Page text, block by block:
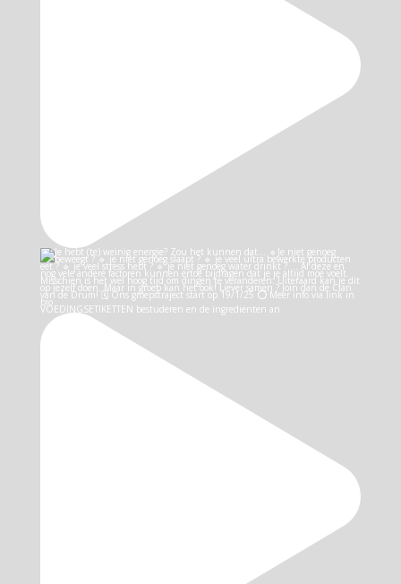
VOEDINGSETIKETTEN bestuderen en de ingrediënten an